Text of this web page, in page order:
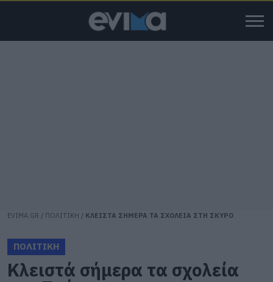
EVIMA.GR / ΠΟΛΙΤΙΚΗ / ΚΛΕΙΣΤΑ ΣΗΜΕΡΑ ΤΑ ΣΧΟΛΕΙΑ ΣΤΗ ΣΚΥΡΟ
ΠΟΛΙΤΙΚΗ
Κλειστά σήμερα τα σχολεία